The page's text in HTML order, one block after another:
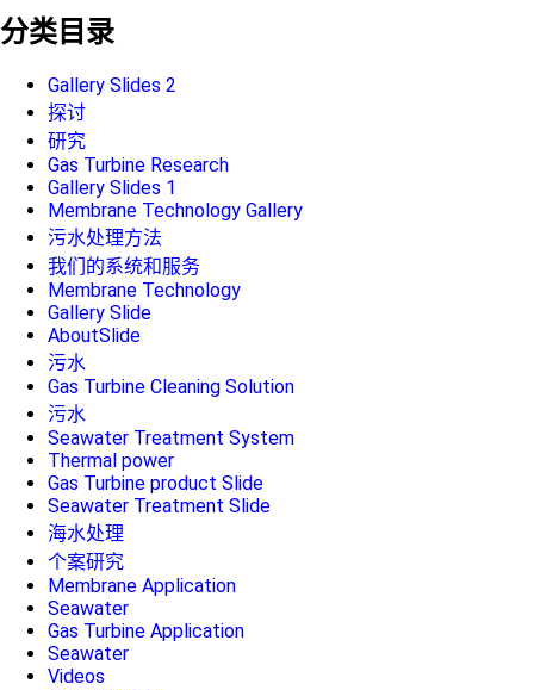
分类目录
Gallery Slides 2
探讨
研究
Gas Turbine Research
Gallery Slides 1
Membrane Technology Gallery
污水处理方法
我们的系统和服务
Membrane Technology
Gallery Slide
AboutSlide
污水
Gas Turbine Cleaning Solution
污水
Seawater Treatment System
Thermal power
Gas Turbine product Slide
Seawater Treatment Slide
海水处理
个案研究
Membrane Application
Seawater
Gas Turbine Application
Seawater
Videos